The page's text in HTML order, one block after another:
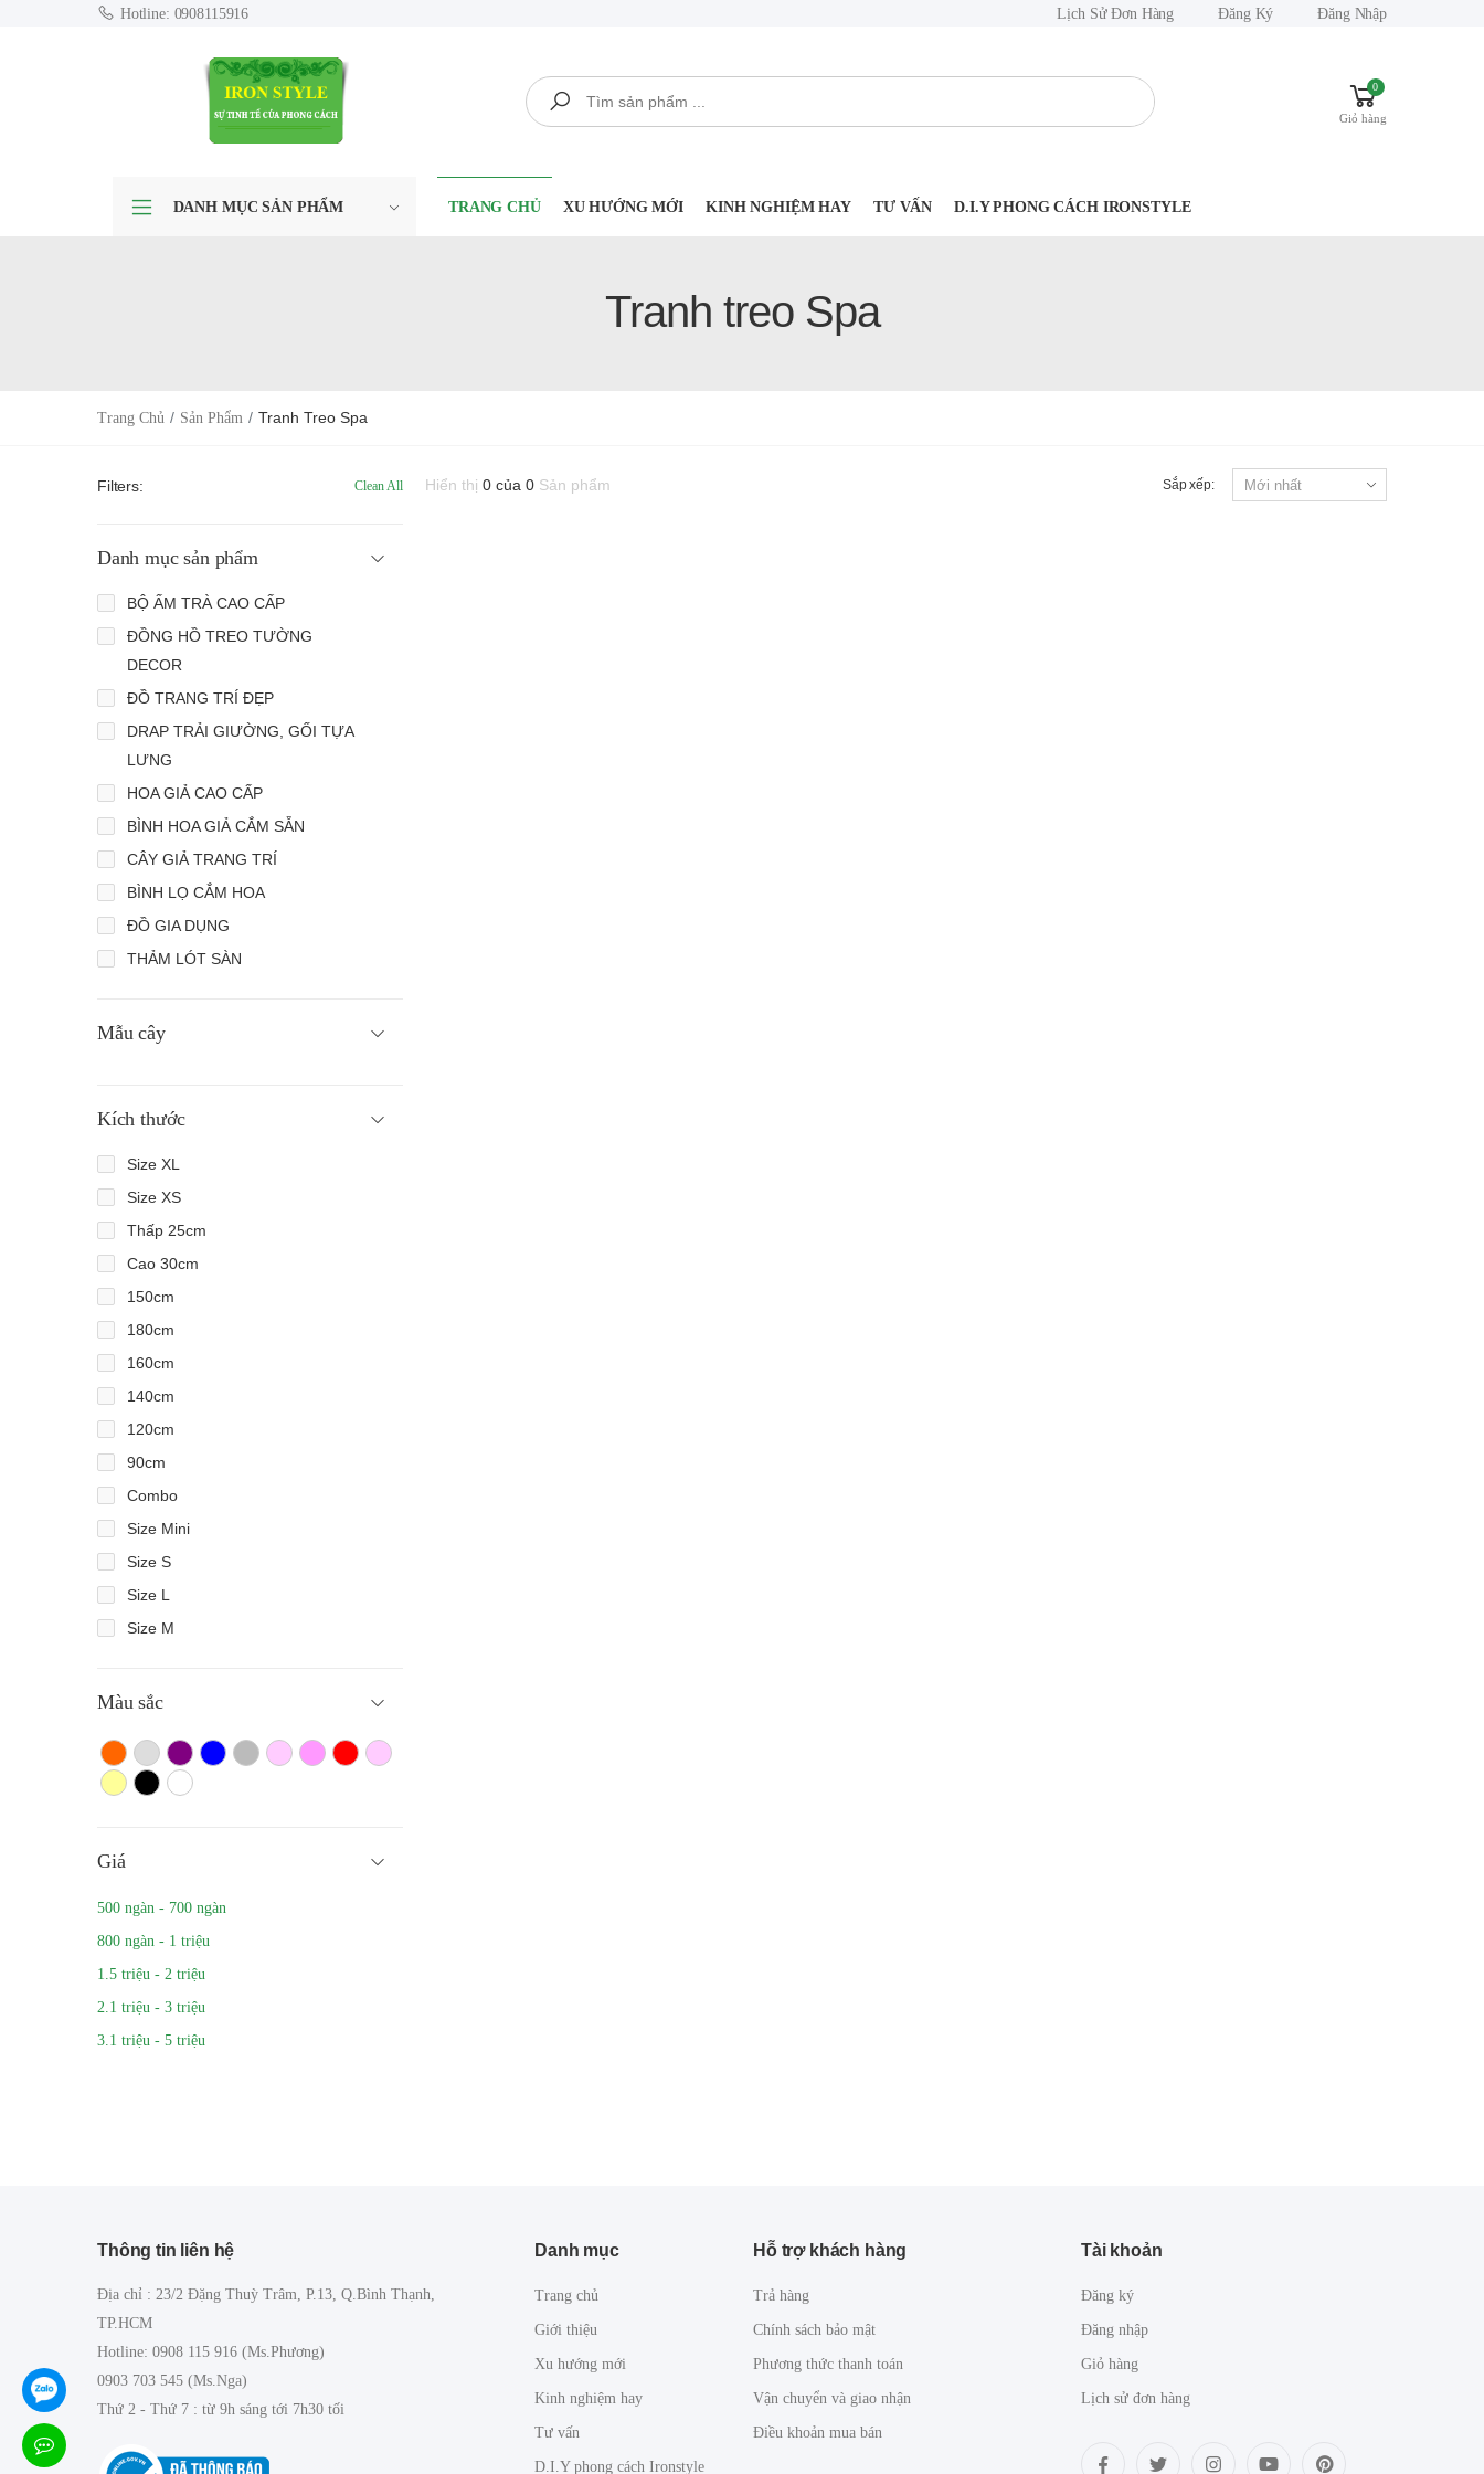
Hotline: 0908115916 Lịch Sử Đơn Hàng Đăng Ký Đăng Nhập
Tìm kiếm 0
Giỏ hàng
DANH MỤC SẢN PHẨM TRANG CHỦ XU HƯỚNG MỚI KINH NGHIỆM HAY TƯ VẤN D.I.Y PHONG CÁCH IRONSTYLE
Tranh treo Spa
Trang Chủ Sản Phẩm Tranh Treo Spa
Hiển thị 0 của 0 Sản phẩm Sắp xếp:
Filters: Clean All
Danh mục sản phẩm
BỘ ẤM TRÀ CAO CẤP
ĐỒNG HỒ TREO TƯỜNG
DECOR
ĐỒ TRANG TRÍ ĐẸP
DRAP TRẢI GIƯỜNG, GỐI TỰA
LƯNG
HOA GIẢ CAO CẤP
BÌNH HOA GIẢ CẮM SẴN
CÂY GIẢ TRANG TRÍ
BÌNH LỌ CẮM HOA
ĐỒ GIA DỤNG
THẢM LÓT SÀN
Mẫu cây
Kích thước
Size XL
Size XS
Thấp 25cm
Cao 30cm
150cm
180cm
160cm
140cm
120cm
90cm
Combo
Size Mini
Size S
Size L
Size M
Màu sắc
Màu camTrắng màu
Tím XanhXám Hồng nhạtHồng đậm
Đỏ
Hồng
VàngMàu đenTrắng
Giá
500 ngàn - 700 ngàn
800 ngàn - 1 triệu
1.5 triệu - 2 triệu
2.1 triệu - 3 triệu
3.1 triệu - 5 triệu
Thông tin liên hệ
Địa chỉ : 23/2 Đặng Thuỳ Trâm, P.13, Q.Bình Thạnh,
TP.HCM
Hotline: 0908 115 916 (Ms.Phương)
0903 703 545 (Ms.Nga)
Thứ 2 - Thứ 7 : từ 9h sáng tới 7h30 tối
Danh mục
Trang chủ
Giới thiệu
Xu hướng mới
Kinh nghiệm hay
Tư vấn
D.I.Y phong cách Ironstyle
Hỗ trợ khách hàng
Trả hàng
Chính sách bảo mật
Phương thức thanh toán
Vận chuyển và giao nhận
Điều khoản mua bán
Tài khoản
Đăng ký
Đăng nhập
Giỏ hàng
Lịch sử đơn hàng